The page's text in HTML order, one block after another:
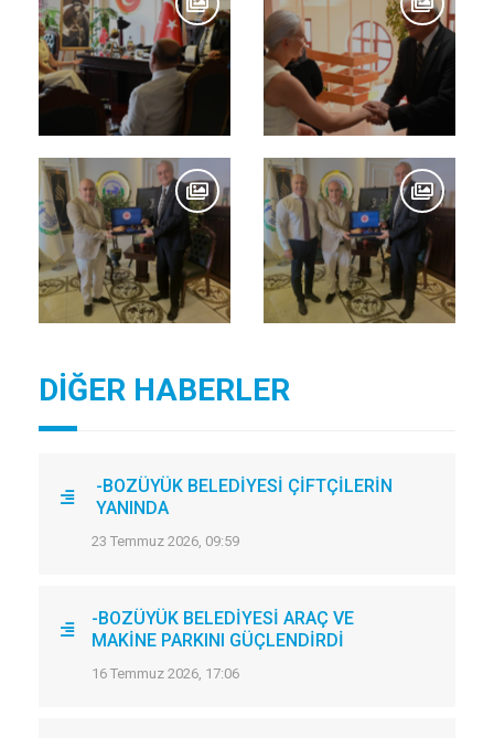
DİĞER HABERLER
-BOZÜYÜK BELEDİYESİ ÇİFTÇİLERİN
YANINDA
23 Temmuz 2026, 09:59
-BOZÜYÜK BELEDİYESİ ARAÇ VE
MAKİNE PARKINI GÜÇLENDİRDİ
16 Temmuz 2026, 17:06